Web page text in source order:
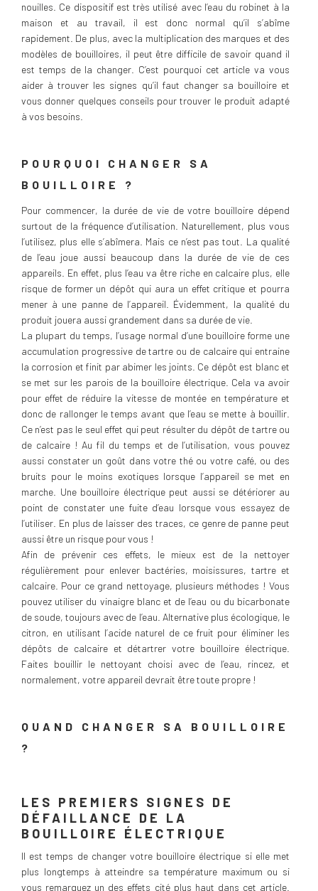
nouilles. Ce dispositif est très utilisé avec l’eau du robinet à la
maison et au travail, il est donc normal qu’il s’abîme
rapidement. De plus, avec la multiplication des marques et des
modèles de bouilloires, il peut être difficile de savoir quand il
est temps de la changer. C’est pourquoi cet article va vous
aider à trouver les signes qu’il faut changer sa bouilloire et
vous donner quelques conseils pour trouver le produit adapté
à vos besoins.
POURQUOI CHANGER SA
BOUILLOIRE ?
Pour commencer, la durée de vie de votre bouilloire dépend
surtout de la fréquence d’utilisation. Naturellement, plus vous
l’utilisez, plus elle s’abîmera. Mais ce n’est pas tout. La qualité
de l’eau joue aussi beaucoup dans la durée de vie de ces
appareils. En effet, plus l’eau va être riche en calcaire plus, elle
risque de former un dépôt qui aura un effet critique et pourra
mener à une panne de l’appareil. Évidemment, la qualité du
produit jouera aussi grandement dans sa durée de vie.
La plupart du temps, l’usage normal d’une bouilloire forme une
accumulation progressive de tartre ou de calcaire qui entraine
la corrosion et finit par abimer les joints. Ce dépôt est blanc et
se met sur les parois de la bouilloire électrique. Cela va avoir
pour effet de réduire la vitesse de montée en température et
donc de rallonger le temps avant que l’eau se mette à bouillir.
Ce n’est pas le seul effet qui peut résulter du dépôt de tartre ou
de calcaire ! Au fil du temps et de l’utilisation, vous pouvez
aussi constater un goût dans votre thé ou votre café, ou des
bruits pour le moins exotiques lorsque l’appareil se met en
marche. Une bouilloire électrique peut aussi se détériorer au
point de constater une fuite d’eau lorsque vous essayez de
l’utiliser. En plus de laisser des traces, ce genre de panne peut
aussi être un risque pour vous !
Afin de prévenir ces effets, le mieux est de la nettoyer
régulièrement pour enlever bactéries, moisissures, tartre et
calcaire. Pour ce grand nettoyage, plusieurs méthodes ! Vous
pouvez utiliser du vinaigre blanc et de l’eau ou du bicarbonate
de soude, toujours avec de l’eau. Alternative plus écologique, le
citron, en utilisant l’acide naturel de ce fruit pour éliminer les
dépôts de calcaire et détartrer votre bouilloire électrique.
Faites bouillir le nettoyant choisi avec de l’eau, rincez, et
normalement, votre appareil devrait être toute propre !
QUAND CHANGER SA BOUILLOIRE
?
LES PREMIERS SIGNES DE
DÉFAILLANCE DE LA
BOUILLOIRE ÉLECTRIQUE
Il est temps de changer votre bouilloire électrique si elle met
plus longtemps à atteindre sa température maximum ou si
vous remarquez un des effets cité plus haut dans cet article.